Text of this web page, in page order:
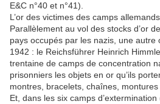
E&C n°40 et n°41).
L’or des victimes des camps
Parallèlement au vol des stocks d’or
pays occupés par les nazis, une autre
1942 : le Reichsführer Heinrich
trentaine de camps de concentration
prisonniers les objets en or qu’ils
montres, bracelets, chaînes,
Et, dans les six camps